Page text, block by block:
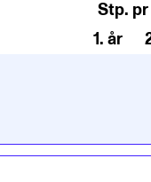
Stp. pr
1. år